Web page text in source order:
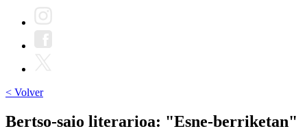
< Volver
Bertso-saio literarioa: "Esne-berriketan"